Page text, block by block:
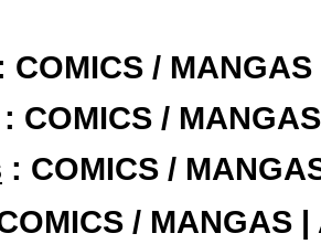
COMICS /
: COMICS /
: COMICS /
/ MANGAS |